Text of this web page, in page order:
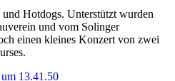
Hotdogs. Unterstützt wurden
und vom Solinger
einen kleines Konzert von zwei